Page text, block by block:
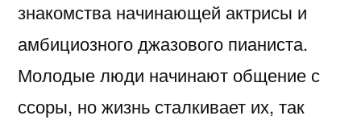
знакомства начинающей актрисы и
амбициозного джазового пианиста.
Молодые люди начинают общение с
ссоры, но жизнь сталкивает их, так